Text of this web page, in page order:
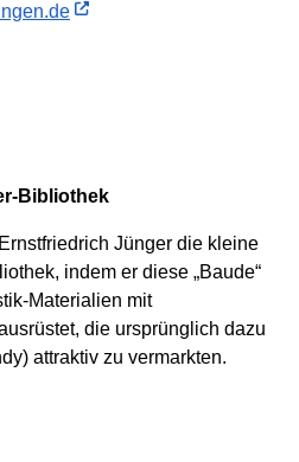
Bibliothek
Jünger die kleine
indem er diese „Baude“
Materialien mit
die ursprünglich dazu
attraktiv zu vermarkten.